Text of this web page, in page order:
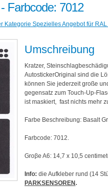
Farbcode: 7012
Kategorie Spezielles Angebot für
Umschreibung
Kratzer,
AutostickerOriginal sind die
können Sie jederzeit große
gegensatz zum Touch-Up-
ist maskiert, fast nichts mehr
Farbe Beschreibung: Basalt
Farbcode: 7012.
Groβe A6: 14,7 x 10,5
Info: die Aufkleber rund (14
PARKSENSOREN.